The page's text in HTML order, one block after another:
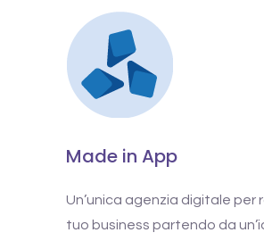
Made in App
Un’unica agenzia digitale per
tuo business partendo da